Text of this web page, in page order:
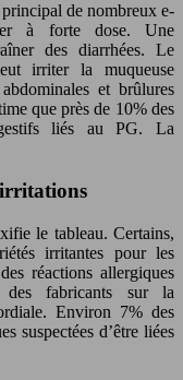
de nombreux e-
à forte dose. Une
des diarrhées. Le
irriter la muqueuse
et brûlures
que près de 10% des
liés au PG. La
le tableau. Certains,
irritantes pour les
réactions allergiques
des fabricants sur la
Environ 7% des
suspectées d’être liées